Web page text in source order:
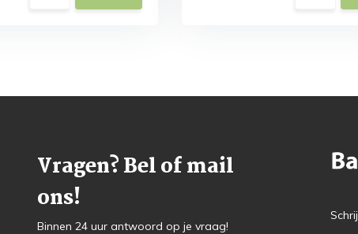
Vragen? Bel of mail
ons!
Binnen 24 uur antwoord op je vraag!